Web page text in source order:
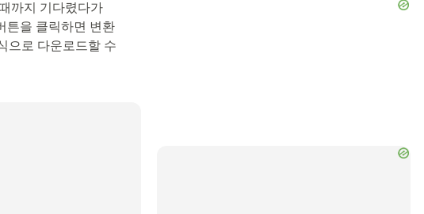
까지 기다렸다가
튼을 클릭하면 변환
으로 다운로드할 수